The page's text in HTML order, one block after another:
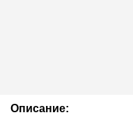
Описание: